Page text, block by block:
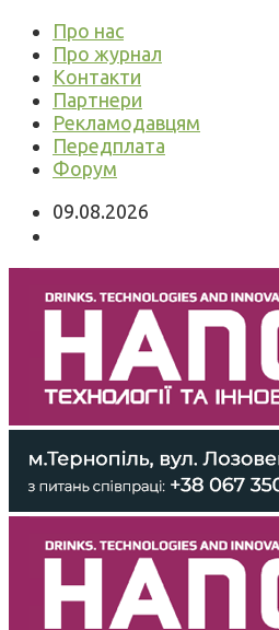
Про нас
Про журнал
Контакти
Партнери
Рекламодавцям
Передплата
Форум
09.08.2026